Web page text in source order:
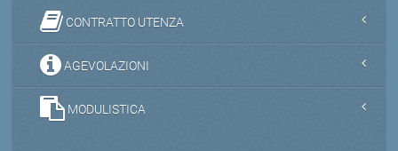
CONTRATTO UTENZA
AGEVOLAZIONI
MODULISTICA